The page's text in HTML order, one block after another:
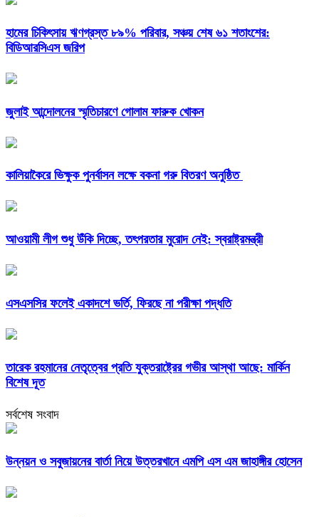
হামের চিকিৎসায় ঋণগ্রস্ত ৮৯% পরিবার, সঞ্চয় শেষ ৬১ শতাংশের:
বিডিআরসিএস জরিপ
জুলাই আন্দোলনের স্মৃতিচারণে গোলাম ফারুক খোকন
কালিয়াকৈরে ভিক্ষুক পুনর্বাসন লক্ষে বকনা গরু বিতরণ অনুষ্ঠিত
আওয়ামী লীগ শুধু উঁকি দিচ্ছে, তৎপরতার মুরোদ নেই: স্বরাষ্ট্রমন্ত্রী
এসএসসির ফলেই একাদশে ভর্তি, ফিরছে না পরীক্ষা পদ্ধতি
তারেক রহমানের নেতৃত্বের প্রতি যুক্তরাষ্ট্রের গভীর আস্থা আছে: মার্কিন
বিশেষ দূত
সর্বশেষ সংবাদ
উন্নয়ন ও সবুজায়নের বার্তা নিয়ে উত্তরখানে এমপি এস এম জাহাঙ্গীর হোসেন